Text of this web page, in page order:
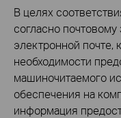
В целях
согласно
электронной почте,
необходимости
машиночитаемого
обеспечения на
информация